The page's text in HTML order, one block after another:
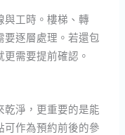
與工時。樓梯、轉
要逐層處理。若還包
需要提前確認。
乾淨，更重要的是能
可作為預約前後的參